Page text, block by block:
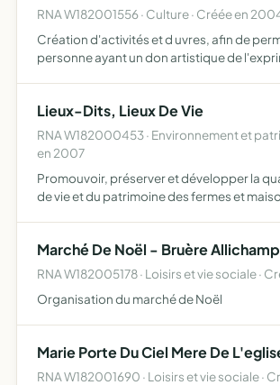
RNA W182001556 · Culture · Créée en
Création d'activités et d uvres, afin de
personne ayant un don artistique de
Lieux-Dits, Lieux De Vie
RNA W182000453 · Environnement et
en 2007
Promouvoir, préserver et développer la
de vie et du patrimoine des fermes et
Marché De Noël - Bruère
RNA W182005178 · Loisirs et vie sociale ·
Organisation du marché de Noël
Marie Porte Du Ciel Mere De
RNA W182001690 · Loisirs et vie sociale ·